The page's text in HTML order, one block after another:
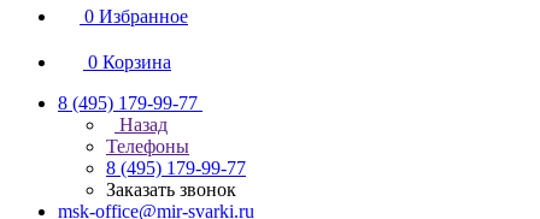
0 Избранное
0 Корзина
8 (495) 179-99-77
Назад
Телефоны
8 (495) 179-99-77
Заказать звонок
msk-office@mir-svarki.ru